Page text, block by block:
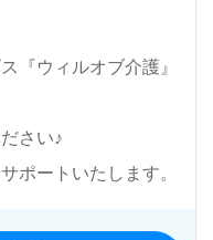
『ウィルオブ介護』
さい♪
ポートいたします。